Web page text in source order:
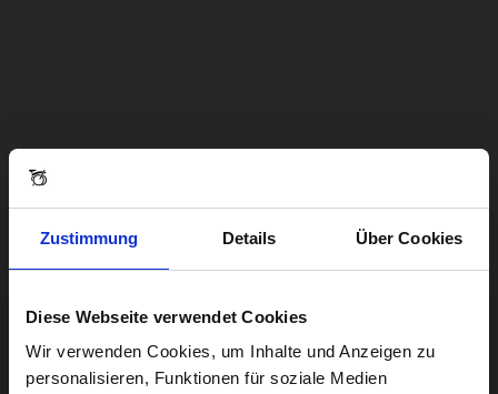
Zustimmung Details Über Cookies
Diese Webseite verwendet Cookies
Wir verwenden Cookies, um Inhalte und Anzeigen zu
personalisieren, Funktionen für soziale Medien
Visiting from the United States?